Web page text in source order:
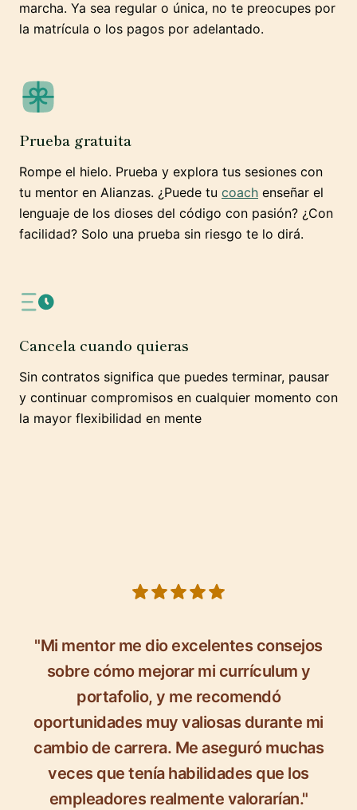
marcha. Ya sea regular o única, no te preocupes por
la matrícula o los pagos por adelantado.
Prueba gratuita
Rompe el hielo. Prueba y explora tus sesiones con
tu mentor en Alianzas. ¿Puede tu coach enseñar el
lenguaje de los dioses del código con pasión? ¿Con
facilidad? Solo una prueba sin riesgo te lo dirá.
Cancela cuando quieras
Sin contratos significa que puedes terminar, pausar
y continuar compromisos en cualquier momento con
la mayor flexibilidad en mente
"Mi mentor me dio excelentes consejos
sobre cómo mejorar mi currículum y
portafolio, y me recomendó
oportunidades muy valiosas durante mi
cambio de carrera. Me aseguró muchas
veces que tenía habilidades que los
empleadores realmente valorarían."